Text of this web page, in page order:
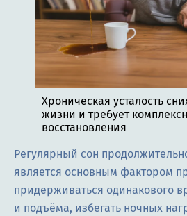
Хроническая усталость
жизни и требует
восстановления
Регулярный сон
является основным фактором
придерживаться одинакового
и подъёма, избегать ночных